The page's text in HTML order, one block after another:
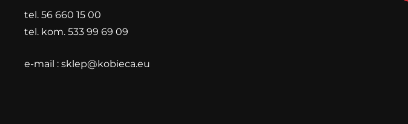
tel. 56 660 15 00
tel. kom. 533 99 69 09
e-mail : sklep@kobieca.eu